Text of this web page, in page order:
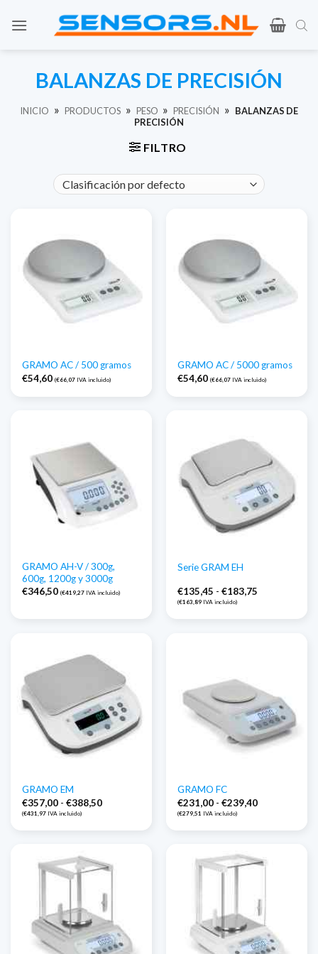
BALANZAS DE PRECISIÓN
INICIO » PRODUCTOS » PESO » PRECISIÓN » BALANZAS DE
PRECISIÓN
FILTRO
GRAMO AC / 500 gramos
€54,60 (€66,07 IVA incluido)
GRAMO AC / 5000 gramos
€54,60 (€66,07 IVA incluido)
GRAMO AH-V / 300g,
600g, 1200g y 3000g
€346,50 (€419,27 IVA incluido)
Serie GRAM EH
€135,45 - €183,75
€135,45
(€163,89 IVA incluido)
GRAMO EM
€357,00 - €388,50Gama
€357,00
(€431,97 IVA incluido)
GRAMO FC
€231,00 - €239,40Gama
€231,00
(€279,51 IVA incluido)